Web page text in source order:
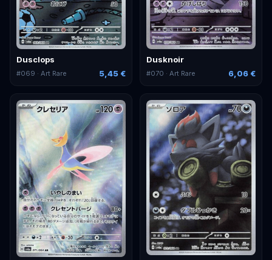
Dusclops
#069 · Art Rare 5,45 €
Dusknoir
#070 · Art Rare 6,06 €